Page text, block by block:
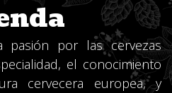
pasión por las cervezas
el conocimiento
cervecera europea, y